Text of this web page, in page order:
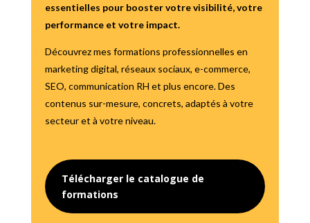
essentielles pour booster votre visibilité, votre
performance et votre impact.
Découvrez mes formations professionnelles en
marketing digital, réseaux sociaux, e-commerce,
SEO, communication RH et plus encore. Des
contenus sur-mesure, concrets, adaptés à votre
secteur et à votre niveau.
Télécharger le catalogue de
formations